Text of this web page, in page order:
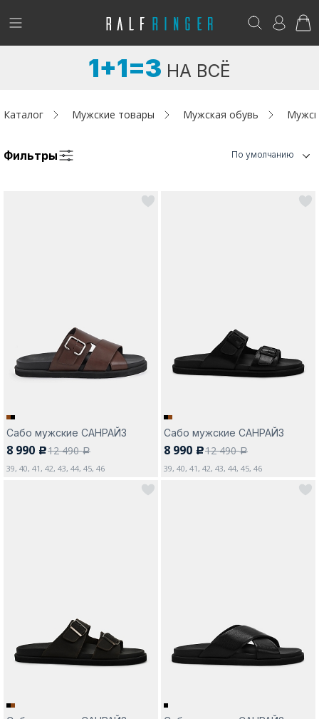
!
Женщинам
Да, все верно Изменить город
Возникли вопросы? - club@ralf.ru
1+1=3 НА ВСЁ
Каталог Мужские товары Мужская обувь
Фильтры По умолчанию
Сабо мужские САНРАЙЗ
8 990 c12 490a
39, 40, 41, 42, 43, 44, 45, 46
Сабо мужские САНРАЙЗ
8 990 c12 490a
39, 40, 41, 42, 43, 44, 45, 46